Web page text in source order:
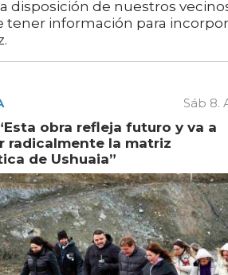
disposición de nuestros
información para
Sáb 8.
obra refleja futuro y va a
radicalmente la matriz
de Ushuaia”